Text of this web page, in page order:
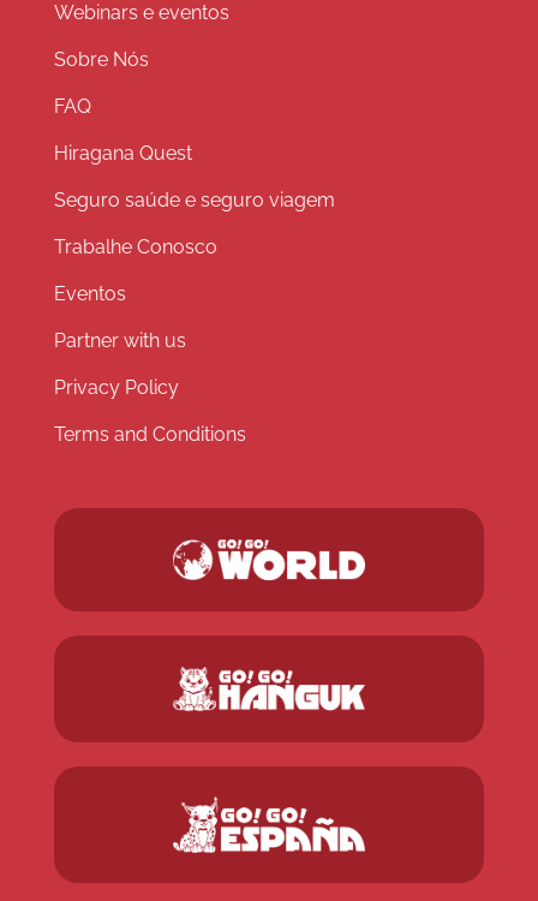
Webinars e eventos
Sobre Nós
FAQ
Hiragana Quest
Seguro saúde e seguro viagem
Trabalhe Conosco
Eventos
Partner with us
Privacy Policy
Terms and Conditions